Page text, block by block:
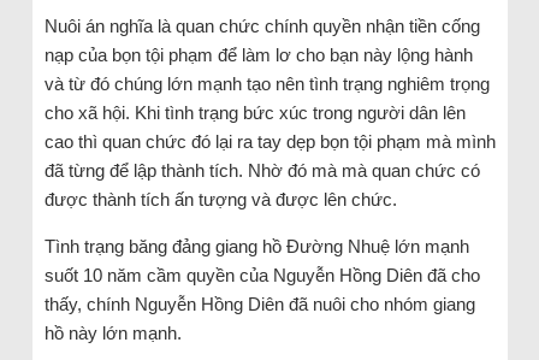
Nuôi án nghĩa là quan chức chính quyền nhận tiền cống
nạp của bọn tội phạm để làm lơ cho bạn này lộng hành
và từ đó chúng lớn mạnh tạo nên tình trạng nghiêm trọng
cho xã hội. Khi tình trạng bức xúc trong người dân lên
cao thì quan chức đó lại ra tay dẹp bọn tội phạm mà mình
đã từng để lập thành tích. Nhờ đó mà mà quan chức có
được thành tích ấn tượng và được lên chức.
Tình trạng băng đảng giang hồ Đường Nhuệ lớn mạnh
suốt 10 năm cầm quyền của Nguyễn Hồng Diên đã cho
thấy, chính Nguyễn Hồng Diên đã nuôi cho nhóm giang
hồ này lớn mạnh.